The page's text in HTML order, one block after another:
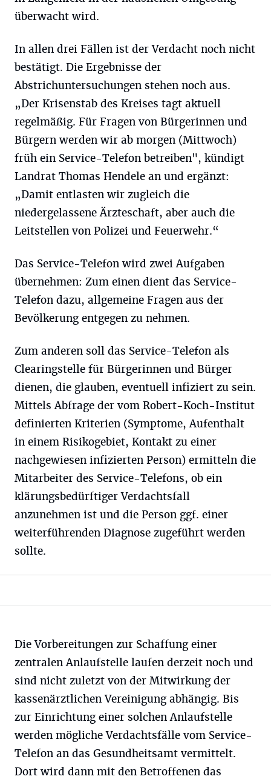
überwacht wird.
In allen drei Fällen ist der Verdacht noch nicht
bestätigt. Die Ergebnisse der
Abstrichuntersuchungen stehen noch aus.
„Der Krisenstab des Kreises tagt aktuell
regelmäßig. Für Fragen von Bürgerinnen und
Bürgern werden wir ab morgen (Mittwoch)
früh ein Service-Telefon betreiben", kündigt
Landrat Thomas Hendele an und ergänzt:
„Damit entlasten wir zugleich die
niedergelassene Ärzteschaft, aber auch die
Leitstellen von Polizei und Feuerwehr.“
Das Service-Telefon wird zwei Aufgaben
übernehmen: Zum einen dient das Service-
Telefon dazu, allgemeine Fragen aus der
Bevölkerung entgegen zu nehmen.
Zum anderen soll das Service-Telefon als
Clearingstelle für Bürgerinnen und Bürger
dienen, die glauben, eventuell infiziert zu sein.
Mittels Abfrage der vom Robert-Koch-Institut
definierten Kriterien (Symptome, Aufenthalt
in einem Risikogebiet, Kontakt zu einer
nachgewiesen infizierten Person) ermitteln die
Mitarbeiter des Service-Telefons, ob ein
klärungsbedürftiger Verdachtsfall
anzunehmen ist und die Person ggf. einer
weiterführenden Diagnose zugeführt werden
sollte.
Die Vorbereitungen zur Schaffung einer
zentralen Anlaufstelle laufen derzeit noch und
sind nicht zuletzt von der Mitwirkung der
kassenärztlichen Vereinigung abhängig. Bis
zur Einrichtung einer solchen Anlaufstelle
werden mögliche Verdachtsfälle vom Service-
Telefon an das Gesundheitsamt vermittelt.
Dort wird dann mit den Betroffenen das